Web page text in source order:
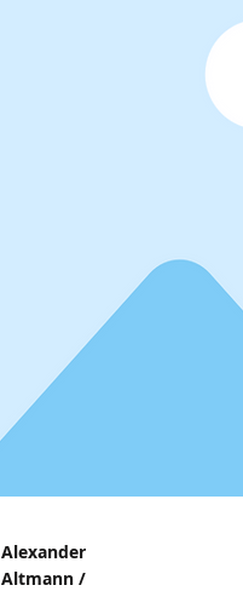
Alexander
Altmann /